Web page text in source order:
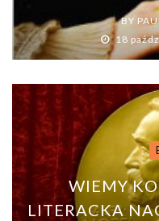
BY
18
WIEMY
LITERACKA